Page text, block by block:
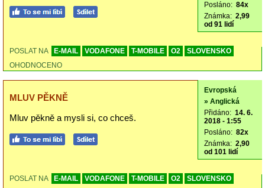
Posláno: 84x
Známka: 2,99
od 91 lidí
POSLAT NA E-MAIL VODAFONE T-MOBILE O2
SLOVENSKO
OHODNOCENO
MLUV PĚKNĚ
Mluv pěkně a mysli si, co chceš.
Evropská
» Anglická
Přidáno: 14. 6.
2018 - 1:55
Posláno: 82x
Známka: 2,90
od 101 lidí
POSLAT NA E-MAIL VODAFONE T-MOBILE O2
SLOVENSKO